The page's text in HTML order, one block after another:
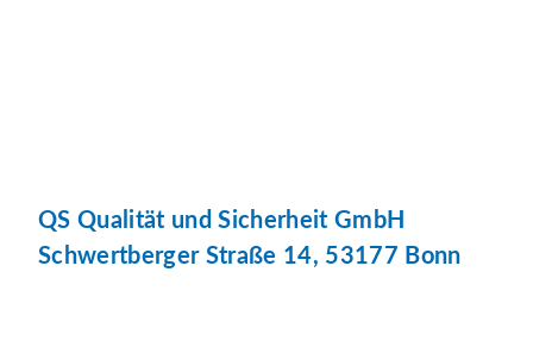
QS Qualität und Sicherheit GmbH
Schwertberger Straße 14, 53177 Bonn